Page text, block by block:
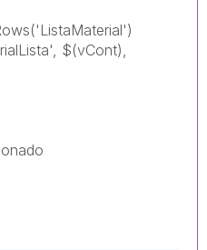
$(vCont),